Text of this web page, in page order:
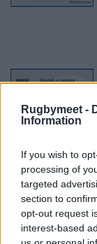
Rugbymeet -
Information
If you wish to
processing of
targeted
section to
opt-out request
interest-based